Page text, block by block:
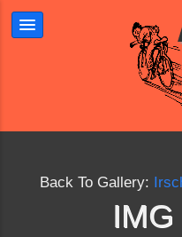
Back To Gallery: